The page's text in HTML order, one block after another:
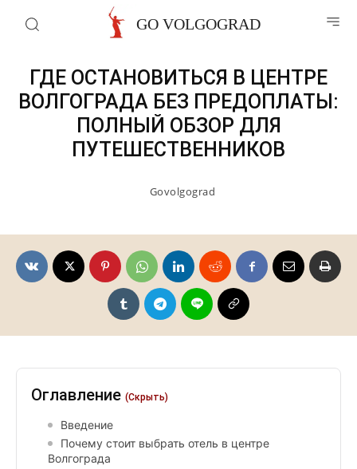
GO VOLGOGRAD
Отели волгограда
ГДЕ ОСТАНОВИТЬСЯ В ЦЕНТРЕ
ВОЛГОГРАДА БЕЗ ПРЕДОПЛАТЫ:
ПОЛНЫЙ ОБЗОР ДЛЯ
ПУТЕШЕСТВЕННИКОВ
Govolgograd
Оглавление (Скрыть)
Введение
Почему стоит выбрать отель в центре
Волгограда